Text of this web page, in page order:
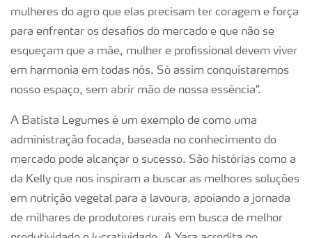
mulheres do agro que elas precisam ter coragem e força
para enfrentar os desafios do mercado e que não se
esqueçam que a mãe, mulher e profissional devem viver
em harmonia em todas nós. Só assim conquistaremos
nosso espaço, sem abrir mão de nossa essência”.
A Batista Legumes é um exemplo de como uma
administração focada, baseada no conhecimento do
mercado pode alcançar o sucesso. São histórias como a
da Kelly que nos inspiram a buscar as melhores soluções
em nutrição vegetal para a lavoura, apoiando a jornada
de milhares de produtores rurais em busca de melhor